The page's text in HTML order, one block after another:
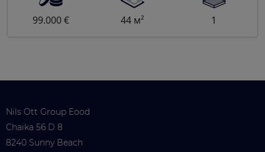
99.000 € 44 м² 1
Nils Ott Group Eood
Chaika 56 D 8
8240 Sunny Beach